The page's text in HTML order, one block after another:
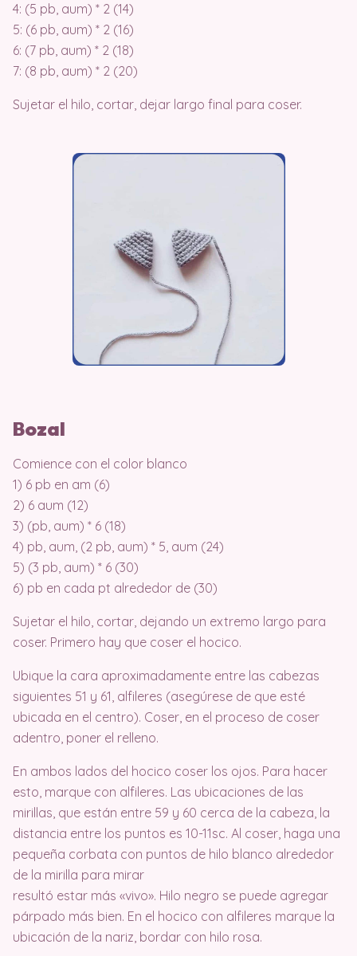
4: (5 pb, aum) * 2 (14)
5: (6 pb, aum) * 2 (16)
6: (7 pb, aum) * 2 (18)
7: (8 pb, aum) * 2 (20)
Sujetar el hilo, cortar, dejar largo final para coser.
Bozal
Comience con el color blanco
1) 6 pb en am (6)
2) 6 aum (12)
3) (pb, aum) * 6 (18)
4) pb, aum, (2 pb, aum) * 5, aum (24)
5) (3 pb, aum) * 6 (30)
6) pb en cada pt alrededor de (30)
Sujetar el hilo, cortar, dejando un extremo largo para
coser. Primero hay que coser el hocico.
Ubique la cara aproximadamente entre las cabezas
siguientes 51 y 61, alfileres (asegúrese de que esté
ubicada en el centro). Coser, en el proceso de coser
adentro, poner el relleno.
En ambos lados del hocico coser los ojos. Para hacer
esto, marque con alfileres. Las ubicaciones de las
mirillas, que están entre 59 y 60 cerca de la cabeza, la
distancia entre los puntos es 10-11sc. Al coser, haga una
pequeña corbata con puntos de hilo blanco alrededor
de la mirilla para mirar
resultó estar más «vivo». Hilo negro se puede agregar
párpado más bien. En el hocico con alfileres marque la
ubicación de la nariz, bordar con hilo rosa.